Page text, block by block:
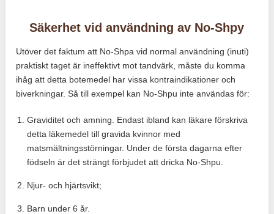
Säkerhet vid användning av No-Shpy
Utöver det faktum att No-Shpa vid normal användning (inuti)
praktiskt taget är ineffektivt mot tandvärk, måste du komma
ihåg att detta botemedel har vissa kontraindikationer och
biverkningar. Så till exempel kan No-Shpu inte användas för:
Graviditet och amning. Endast ibland kan läkare förskriva
detta läkemedel till gravida kvinnor med
matsmältningsstörningar. Under de första dagarna efter
födseln är det strängt förbjudet att dricka No-Shpu.
Njur- och hjärtsvikt;
Barn under 6 år.